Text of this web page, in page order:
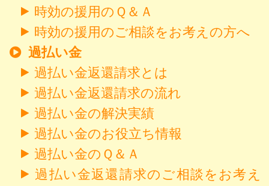
時効の援用のＱ＆Ａ
時効の援用のご相談をお考えの方へ
過払い金
過払い金返還請求とは
過払い金返還請求の流れ
過払い金の解決実績
過払い金のお役立ち情報
過払い金のＱ＆Ａ
過払い金返還請求のご相談をお考え